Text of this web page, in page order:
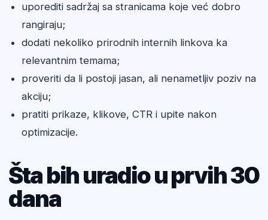
uporediti sadržaj sa stranicama koje već dobro
rangiraju;
dodati nekoliko prirodnih internih linkova ka
relevantnim temama;
proveriti da li postoji jasan, ali nenametljiv poziv na
akciju;
pratiti prikaze, klikove, CTR i upite nakon
optimizacije.
Šta bih uradio u prvih 30
dana